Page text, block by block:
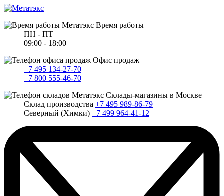
Время работы
ПН - ПТ
09:00 - 18:00
Офис продаж
+7 495 134-27-70
+7 800 555-46-70
Склады-магазины в Москве
Склад производства +7 495 989-86-79
Северный (Химки) +7 499 964-41-12